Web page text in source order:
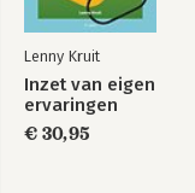
Lenny Kruit
Inzet van eigen
ervaringen
€ 30,95